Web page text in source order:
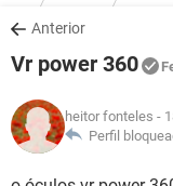
OUTLOOK
INSTAGRAM
GUIA DE COMPRAS
JOGOS
INSTAGRAM
GUIA DE COMPRAS
DOWNLOADS
JOGOS
CELULAR
OUTLOOK
INSTAGRAM
FÓRUM
JOGOS
CELULAR
GLOSSÁRIO
JOGOS
Anterior
Vr power 360
heitor fonteles -
Perfil